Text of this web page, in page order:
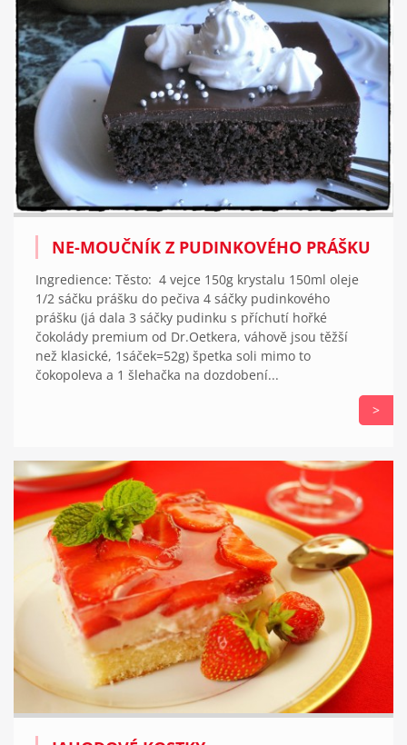
NE-MOUČNÍK Z PUDINKOVÉHO PRÁŠKU
Ingredience: Těsto: 4 vejce 150g krystalu 150ml oleje
1/2 sáčku prášku do pečiva 4 sáčky pudinkového
prášku (já dala 3 sáčky pudinku s příchutí hořké
čokolády premium od Dr.Oetkera, váhově jsou těžší
než klasické, 1sáček=52g) špetka soli mimo to
čokopoleva a 1 šlehačka na dozdobení...
>